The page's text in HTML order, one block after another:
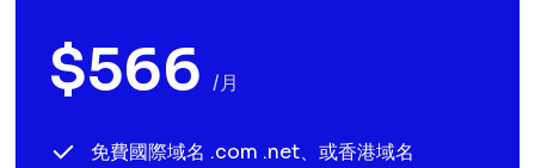
$566 /月
免費國際域名 .com .net、或香港域名